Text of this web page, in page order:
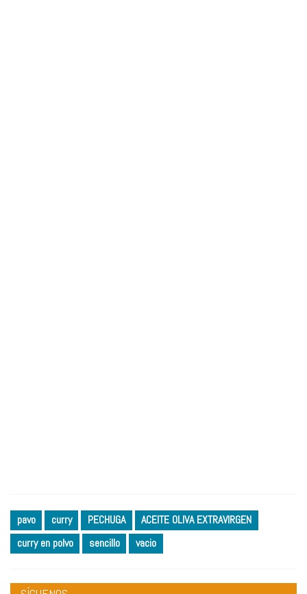
pavo curry PECHUGA
ACEITE OLIVA EXTRAVIRGEN
curry en polvo
sencillo vacio